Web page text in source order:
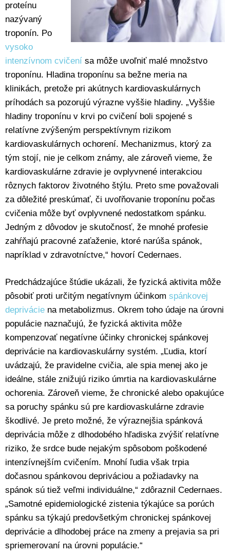
proteínu
nazývaný
troponín. Po
vysoko
intenzívnom cvičení sa môže uvoľniť malé množstvo
troponínu. Hladina troponínu sa bežne meria na
klinikách, pretože pri akútnych kardiovaskulárnych
príhodách sa pozorujú výrazne vyššie hladiny. „Vyššie
hladiny troponínu v krvi po cvičení boli spojené s
relatívne zvýšeným perspektívnym rizikom
kardiovaskulárnych ochorení. Mechanizmus, ktorý za
tým stojí, nie je celkom známy, ale zároveň vieme, že
kardiovaskulárne zdravie je ovplyvnené interakciou
rôznych faktorov životného štýlu. Preto sme považovali
za dôležité preskúmať, či uvoľňovanie troponínu počas
cvičenia môže byť ovplyvnené nedostatkom spánku.
Jedným z dôvodov je skutočnosť, že mnohé profesie
zahŕňajú pracovné zaťaženie, ktoré narúša spánok,
napríklad v zdravotníctve,“ hovorí Cedernaes.
Predchádzajúce štúdie ukázali, že fyzická aktivita môže
pôsobiť proti určitým negatívnym účinkom spánkovej
deprivácie na metabolizmus. Okrem toho údaje na úrovni
populácie naznačujú, že fyzická aktivita môže
kompenzovať negatívne účinky chronickej spánkovej
deprivácie na kardiovaskulárny systém. „Ľudia, ktorí
uvádzajú, že pravidelne cvičia, ale spia menej ako je
ideálne, stále znižujú riziko úmrtia na kardiovaskulárne
ochorenia. Zároveň vieme, že chronické alebo opakujúce
sa poruchy spánku sú pre kardiovaskulárne zdravie
škodlivé. Je preto možné, že výraznejšia spánková
deprivácia môže z dlhodobého hľadiska zvýšiť relatívne
riziko, že srdce bude nejakým spôsobom poškodené
intenzívnejším cvičením. Mnohí ľudia však trpia
dočasnou spánkovou depriváciou a požiadavky na
spánok sú tiež veľmi individuálne,“ zdôraznil Cedernaes.
„Samotné epidemiologické zistenia týkajúce sa porúch
spánku sa týkajú predovšetkým chronickej spánkovej
deprivácie a dlhodobej práce na zmeny a prejavia sa pri
spriemerovaní na úrovni populácie.“